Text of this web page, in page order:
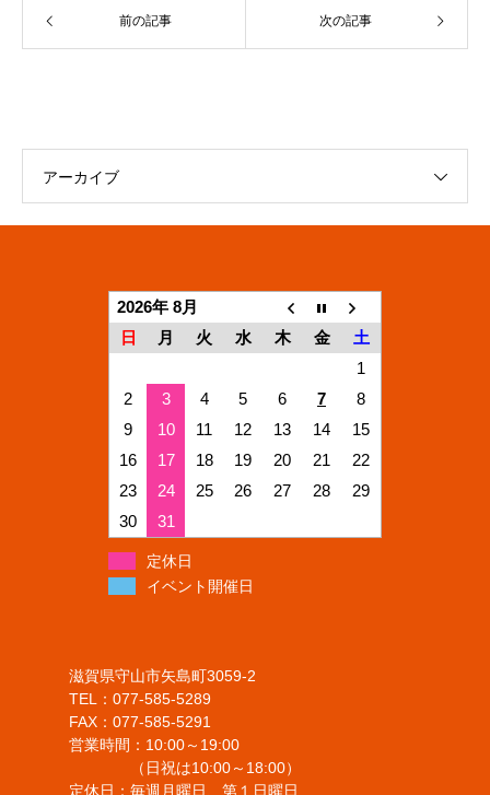
前の記事 次の記事
アーカイブ
2026年 8月
日
月 火 水 木 金
土
1
2
3 4 5 6 7
8
9
10 11 12 13 14
15
16
17 18 19 20 21
22
23
24 25 26 27 28
29
30
31
定休日
イベント開催日
滋賀県守山市矢島町3059-2
TEL：077-585-5289
FAX：077-585-5291
営業時間：10:00～19:00
（日祝は10:00～18:00）
定休日：毎週月曜日、第１日曜日